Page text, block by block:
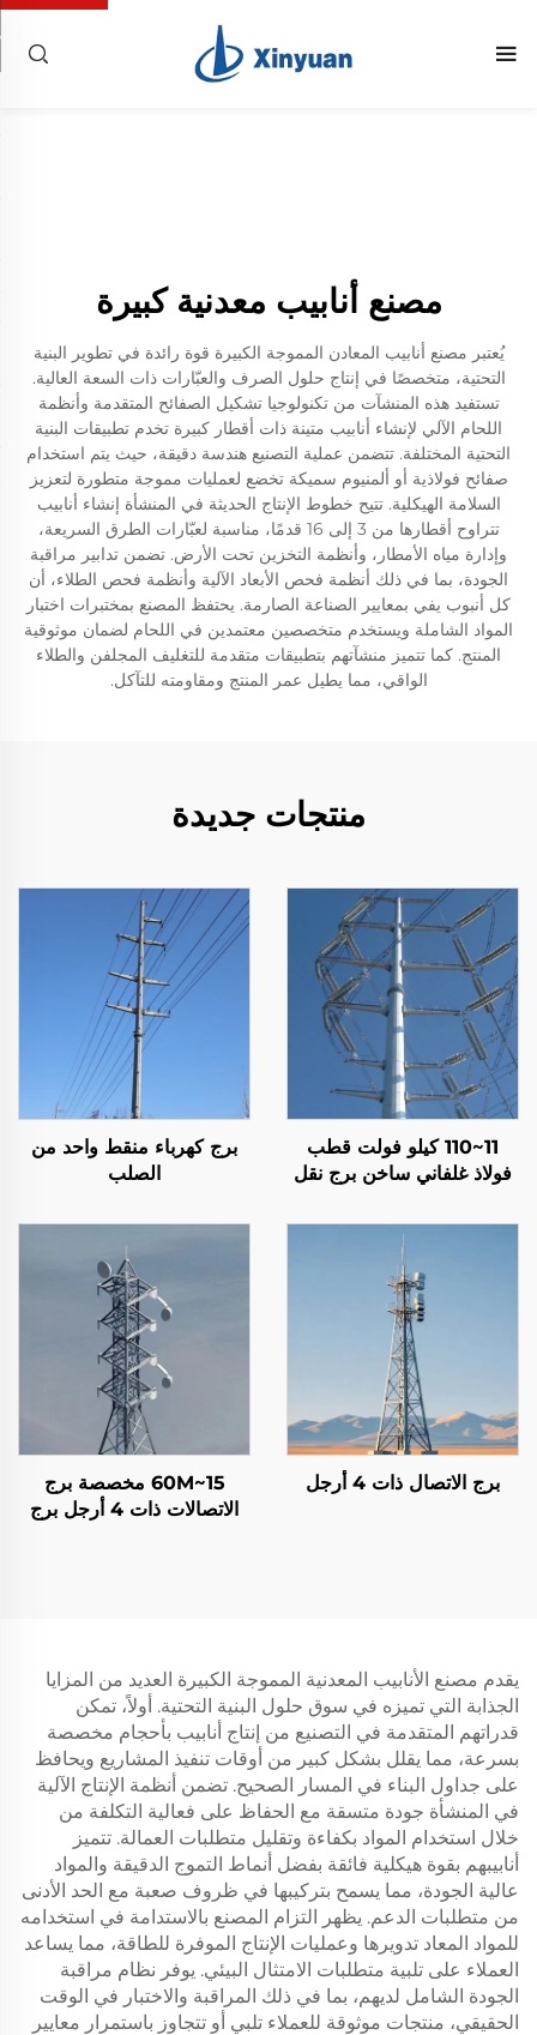
مصنع أنابيب معدنية كبيرة
يُعتبر مصنع أنابيب المعادن المموجة الكبيرة قوة رائدة في تطوير البنية
التحتية، متخصصًا في إنتاج حلول الصرف والعبّارات ذات السعة العالية.
تستفيد هذه المنشآت من تكنولوجيا تشكيل الصفائح المتقدمة وأنظمة
اللحام الآلي لإنشاء أنابيب متينة ذات أقطار كبيرة تخدم تطبيقات البنية
التحتية المختلفة. تتضمن عملية التصنيع هندسة دقيقة، حيث يتم استخدام
صفائح فولاذية أو ألمنيوم سميكة تخضع لعمليات مموجة متطورة لتعزيز
السلامة الهيكلية. تتيح خطوط الإنتاج الحديثة في المنشأة إنشاء أنابيب
تتراوح أقطارها من 3 إلى 16 قدمًا، مناسبة لعبّارات الطرق السريعة،
وإدارة مياه الأمطار، وأنظمة التخزين تحت الأرض. تضمن تدابير مراقبة
الجودة، بما في ذلك أنظمة فحص الأبعاد الآلية وأنظمة فحص الطلاء، أن
كل أنبوب يفي بمعايير الصناعة الصارمة. يحتفظ المصنع بمختبرات اختبار
المواد الشاملة ويستخدم متخصصين معتمدين في اللحام لضمان موثوقية
المنتج. كما تتميز منشآتهم بتطبيقات متقدمة للتغليف المجلفن والطلاء
الواقي، مما يطيل عمر المنتج ومقاومته للتآكل.
منتجات جديدة
11~110 كيلو فولت قطب
فولاذ غلفاني ساخن برج نقل
الطاقة
برج كهرباء منقط واحد من
الصلب
برج الاتصال ذات 4 أرجل
15~60M مخصصة برج
الاتصالات ذات 4 أرجل برج
يقدم مصنع الأنابيب المعدنية المموجة الكبيرة العديد من المزايا
الجذابة التي تميزه في سوق حلول البنية التحتية. أولاً، تمكن
قدراتهم المتقدمة في التصنيع من إنتاج أنابيب بأحجام مخصصة
بسرعة، مما يقلل بشكل كبير من أوقات تنفيذ المشاريع ويحافظ
على جداول البناء في المسار الصحيح. تضمن أنظمة الإنتاج الآلية
في المنشأة جودة متسقة مع الحفاظ على فعالية التكلفة من
خلال استخدام المواد بكفاءة وتقليل متطلبات العمالة. تتميز
أنابيبهم بقوة هيكلية فائقة بفضل أنماط التموج الدقيقة والمواد
عالية الجودة، مما يسمح بتركيبها في ظروف صعبة مع الحد الأدنى
من متطلبات الدعم. يظهر التزام المصنع بالاستدامة في استخدامه
للمواد المعاد تدويرها وعمليات الإنتاج الموفرة للطاقة، مما يساعد
العملاء على تلبية متطلبات الامتثال البيئي. يوفر نظام مراقبة
الجودة الشامل لديهم، بما في ذلك المراقبة والاختبار في الوقت
الحقيقي، منتجات موثوقة للعملاء تلبي أو تتجاوز باستمرار معايير